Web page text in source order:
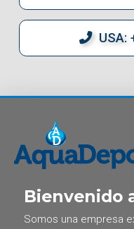
USA:
Bienvenido
Somos una empresa